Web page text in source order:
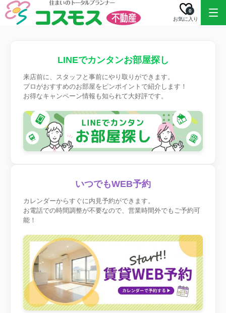
お気に入り
0
LINEでカンタンお部屋探し
来店前に、スタッフと事前にやり取りができます。
プロがおすすめのお部屋をピンポイントで紹介します！
お得なキャンペーン情報も知られて大好評です。
いつでもWEB予約
カレンダーからすぐに内見予約ができます。
お電話での時間調整が不要なので、営業時間外でもご予約可
能！